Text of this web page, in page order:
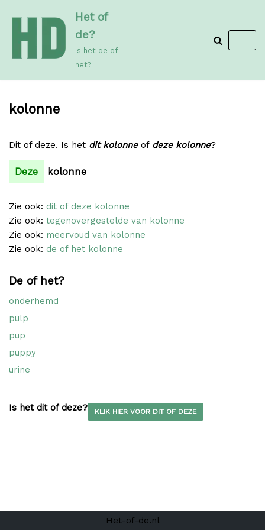
de
inhoud
Het of
de?
Is het de of
het?
kolonne
Dit of deze. Is het dit kolonneof deze kolonne?
Deze kolonne
Zie ook: dit of deze kolonne
Zie ook: tegenovergestelde van kolonne
Zie ook: meervoud van kolonne
Zie ook: de of het kolonne
De of het?
onderhemd
pulp
pup
puppy
urine
Is het dit of deze? KLIK HIER VOOR DIT OF DEZE
Het-of-de.nl